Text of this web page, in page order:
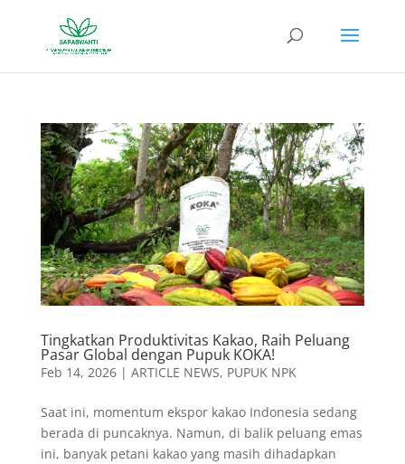
Tingkatkan Produktivitas Kakao, Raih Peluang
Pasar Global dengan Pupuk KOKA!
Feb 14, 2026| ARTICLE NEWS, PUPUK NPK
Saat ini, momentum ekspor kakao Indonesia sedang
berada di puncaknya. Namun, di balik peluang emas
ini, banyak petani kakao yang masih dihadapkan